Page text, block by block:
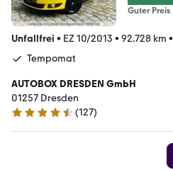
Guter Preis
Unfallfrei • EZ 10/2013 • 92.728 km •
Tempomat
AUTOBOX DRESDEN GmbH
01257 Dresden
4.6 Sterne
(127)